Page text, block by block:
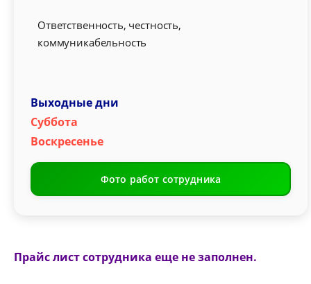
Ответственность, честность,
коммуникабельность
Выходные дни
Суббота
Воскресенье
Фото работ сотрудника
Прайс лист сотрудника еще не заполнен.